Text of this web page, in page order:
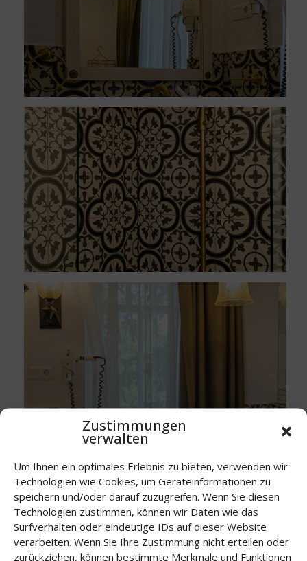
Zustimmungen
verwalten
Um Ihnen ein optimales Erlebnis zu bieten, verwenden wir
Technologien wie Cookies, um Geräteinformationen zu
speichern und/oder darauf zuzugreifen. Wenn Sie diesen
Technologien zustimmen, können wir Daten wie das
Surfverhalten oder eindeutige IDs auf dieser Website
verarbeiten. Wenn Sie Ihre Zustimmung nicht erteilen oder
zurückziehen, können bestimmte Merkmale und Funktionen
Ausstattung
Klimaanlage, Badewanne oder Dusche, Flachbildfernseher,
kostenloses WiFi, Haartrockner, Handtücher.